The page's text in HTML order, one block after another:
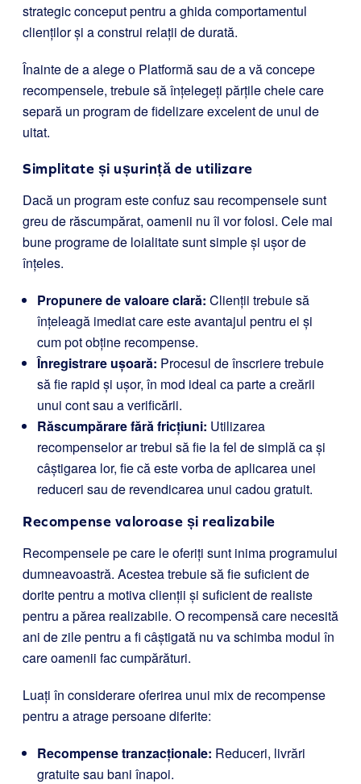
strategic conceput pentru a ghida comportamentul
clienților și a construi relații de durată.
Înainte de a alege o Platformă sau de a vă concepe
recompensele, trebuie să înțelegeți părțile cheie care
separă un program de fidelizare excelent de unul de
uitat.
Simplitate și ușurință de utilizare
Dacă un program este confuz sau recompensele sunt
greu de răscumpărat, oamenii nu îl vor folosi. Cele mai
bune programe de loialitate sunt simple și ușor de
înțeles.
Propunere de valoare clară: Clienții trebuie să
înțeleagă imediat care este avantajul pentru ei și
cum pot obține recompense.
Înregistrare ușoară: Procesul de înscriere trebuie
să fie rapid și ușor, în mod ideal ca parte a creării
unui cont sau a verificării.
Răscumpărare fără fricțiuni: Utilizarea
recompenselor ar trebui să fie la fel de simplă ca și
câștigarea lor, fie că este vorba de aplicarea unei
reduceri sau de revendicarea unui cadou gratuit.
Recompense valoroase și realizabile
Recompensele pe care le oferiți sunt inima programului
dumneavoastră. Acestea trebuie să fie suficient de
dorite pentru a motiva clienții și suficient de realiste
pentru a părea realizabile. O recompensă care necesită
ani de zile pentru a fi câștigată nu va schimba modul în
care oamenii fac cumpărături.
Luați în considerare oferirea unui mix de recompense
pentru a atrage persoane diferite:
Recompense tranzacționale: Reduceri, livrări
gratuite sau bani înapoi.